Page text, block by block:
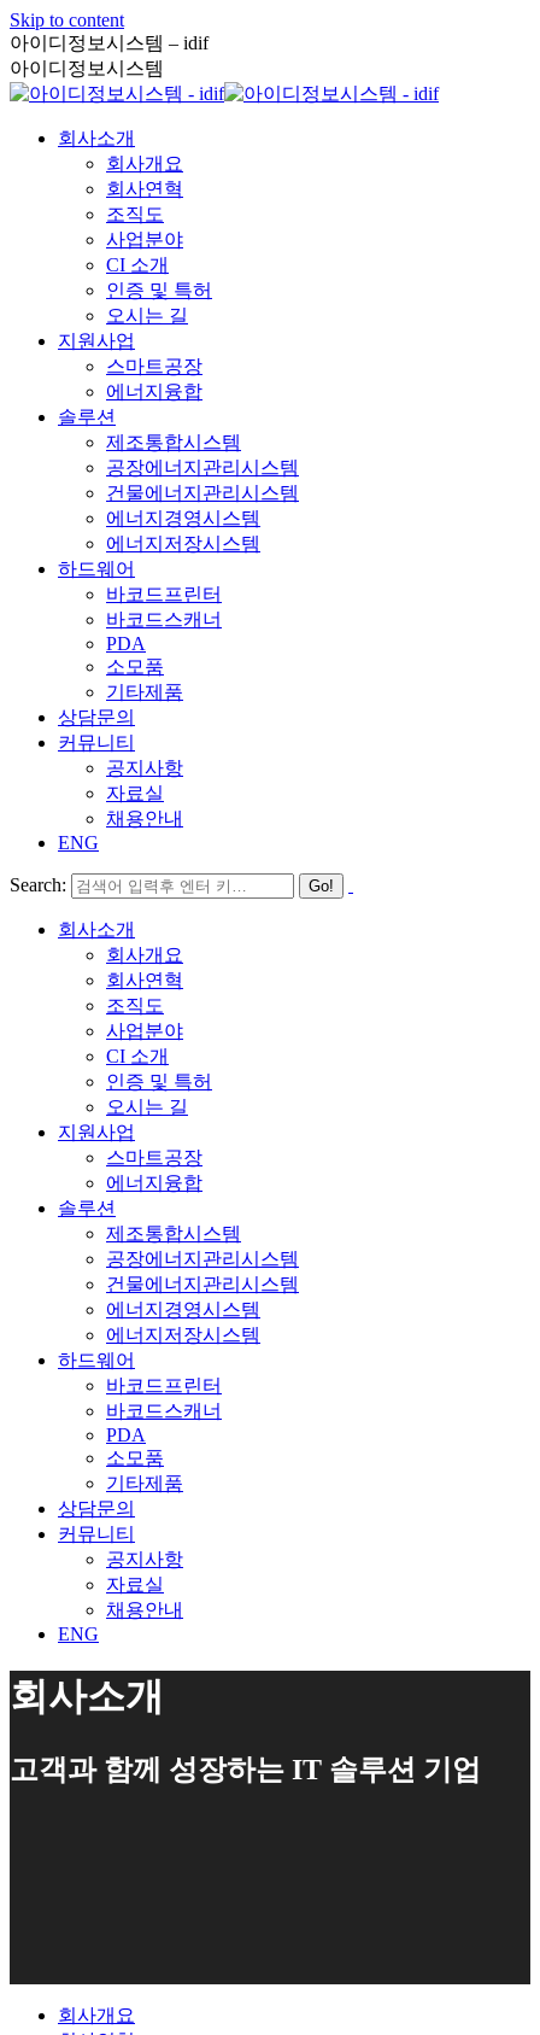
Skip to content
아이디정보시스템 – idif
아이디정보시스템
회사소개
회사개요
회사연혁
조직도
사업분야
CI 소개
인증 및 특허
오시는 길
지원사업
스마트공장
에너지융합
솔루션
제조통합시스템
공장에너지관리시스템
건물에너지관리시스템
에너지경영시스템
에너지저장시스템
하드웨어
바코드프린터
바코드스캐너
PDA
소모품
기타제품
상담문의
커뮤니티
공지사항
자료실
채용안내
ENG
Search:
회사소개
회사개요
회사연혁
조직도
사업분야
CI 소개
인증 및 특허
오시는 길
지원사업
스마트공장
에너지융합
솔루션
제조통합시스템
공장에너지관리시스템
건물에너지관리시스템
에너지경영시스템
에너지저장시스템
하드웨어
바코드프린터
바코드스캐너
PDA
소모품
기타제품
상담문의
커뮤니티
공지사항
자료실
채용안내
ENG
회사소개
고객과 함께 성장하는 IT 솔루션 기업
회사개요